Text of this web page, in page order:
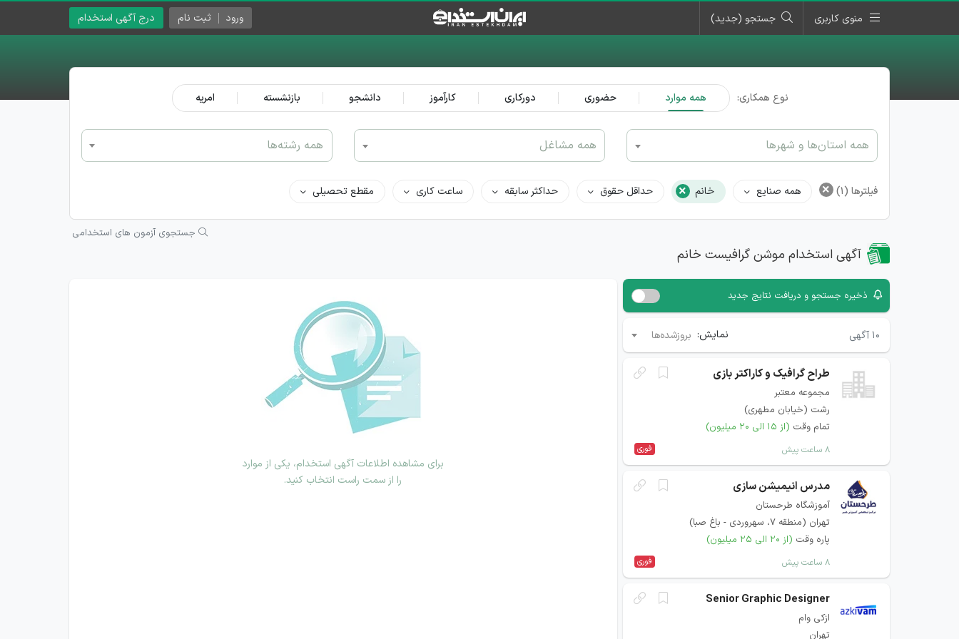
منوی کاربری جستجو (جدید) درج آگهی استخدام ورود ثبت نام
نوع همکاری: همه موارد حضوری دورکاری کارآموز دانشجو بازنشسته امریه
همه استان‌ها و شهرها همه مشاغل همه رشته‌ها
فیلترها (1)
× همه صنایع خانم × حداقل حقوق حداکثر سابقه ساعت کاری مقطع تحصیلی
جستجوی آزمون های استخدامی
آگهی استخدام موشن گرافیست خانم
ذخیره جستجو و دریافت نتایج جدید
۱۰ آگهی نمایش: بروزشده‌ها
طراح گرافیک و کاراکتر بازی
مجموعه معتبر
رشت (خیابان مطهری)
تمام وقت (از ۱۵ الی ۲۰ میلیون)
۸ ساعت پیش فوری
مدرس انیمیشن سازی
آموزشگاه طرحستان
تهران (منطقه ۷، سهروردی - باغ صبا)
پاره وقت (از ۲۰ الی ۲۵ میلیون)
۸ ساعت پیش فوری
Senior Graphic Designer
ازکی وام
تهران
برای مشاهده اطلاعات آگهی استخدام، یکی از موارد
را از سمت راست انتخاب کنید.